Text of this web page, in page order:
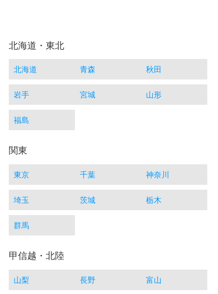
北海道・東北
北海道 青森 秋田
岩手 宮城 山形
福島
関東
東京 千葉 神奈川
埼玉 茨城 栃木
群馬
甲信越・北陸
山梨 長野 富山